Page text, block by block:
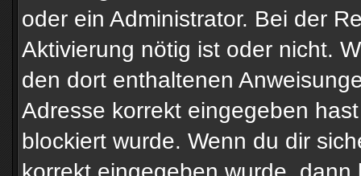
oder ein Administrator. Bei der
Aktivierung nötig ist oder nicht.
den dort enthaltenen
Adresse korrekt eingegeben
blockiert wurde. Wenn du dir